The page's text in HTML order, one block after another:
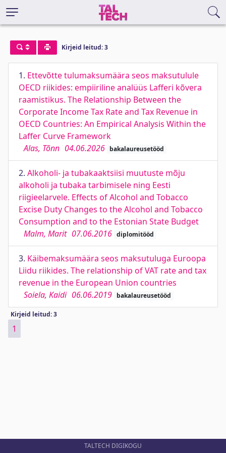
Kirjeid leitud: 3
1. Ettevõtte tulumaksumäära seos maksutulule
OECD riikides: empiiriline analüüs Lafferi kõvera
raamistikus. The Relationship Between the
Corporate Income Tax Rate and Tax Revenue in
OECD Countries: An Empirical Analysis Within the
Laffer Curve Framework
Alas, Tõnn 04.06.2026 bakalaureusetööd
2. Alkoholi- ja tubakaaktsiisi muutuste mõju
alkoholi ja tubaka tarbimisele ning Eesti
riigieelarvele. Effects of Alcohol and Tobacco
Excise Duty Changes to the Alcohol and Tobacco
Consumption and to the Estonian State Budget
Malm, Marit 07.06.2016 diplomitööd
3. Käibemaksumäära seos maksutuluga Euroopa
Liidu riikides. The relationship of VAT rate and tax
revenue in the European Union countries
Soiela, Kaidi 06.06.2019 bakalaureusetööd
Kirjeid leitud: 3
1
TALTECH DIGIKOGU